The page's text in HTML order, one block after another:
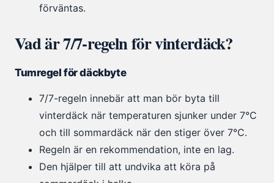
förväntas.
Vad är 7/7-regeln för vinterdäck?
Tumregel för däckbyte
7/7-regeln innebär att man bör byta till
vinterdäck när temperaturen sjunker under 7°C
och till sommardäck när den stiger över 7°C.
Regeln är en rekommendation, inte en lag.
Den hjälper till att undvika att köra på